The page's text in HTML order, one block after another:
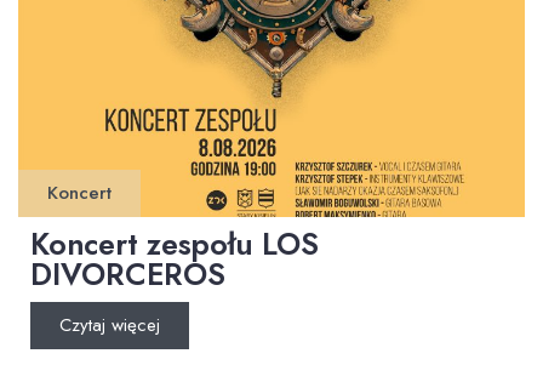
Koncert
Koncert zespołu LOS
DIVORCEROS
Czytaj więcej